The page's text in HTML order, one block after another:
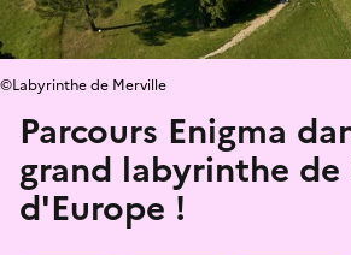
Parcours Enigma
grand labyrinthe de
d'Europe !
©Labyrinthe de Merville